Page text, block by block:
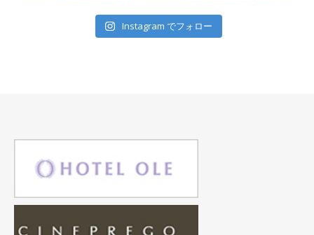
Instagram でフォロー